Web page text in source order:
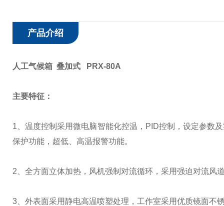
产品介绍
人工气候箱 叠加式 PRX-80A
主要特征：
1 、温度控制采用微电脑智能化控温， PID控制，设定参数
保护功能，超低、高温报警功能。
2 、全方面立体加热，风机强制对流循环，采用强迫对流
3 、外表面采用静电高温喷塑处理，工作室采用优质镜面不